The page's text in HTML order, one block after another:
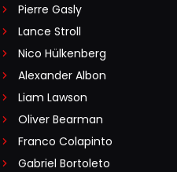
Pierre Gasly
Lance Stroll
Nico Hülkenberg
Alexander Albon
Liam Lawson
Oliver Bearman
Franco Colapinto
Gabriel Bortoleto